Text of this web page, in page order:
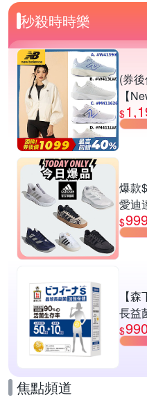
秒殺時時樂
(券
【
慢跑
款任
W3)
$
爆款
愛迪
運動
均一
$
【
長益
保健
$
焦點頻道